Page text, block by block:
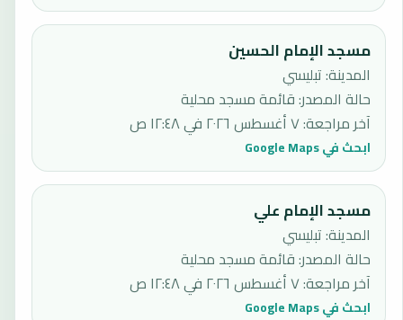
مسجد الإمام الحسين
المدينة: تبليسي
حالة المصدر:قائمة مسجد محلية
آخر مراجعة:٧ أغسطس ٢٠٢٦ في ١٢:٤٨ ص
ابحث في Google Maps
مسجد الإمام علي
المدينة: تبليسي
حالة المصدر:قائمة مسجد محلية
آخر مراجعة:٧ أغسطس ٢٠٢٦ في ١٢:٤٨ ص
ابحث في Google Maps